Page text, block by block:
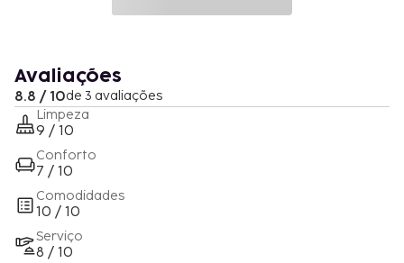
Avaliações
8.8 / 10de 3 avaliações
Limpeza
9 / 10
Conforto
7 / 10
Comodidades
10 / 10
Serviço
8 / 10